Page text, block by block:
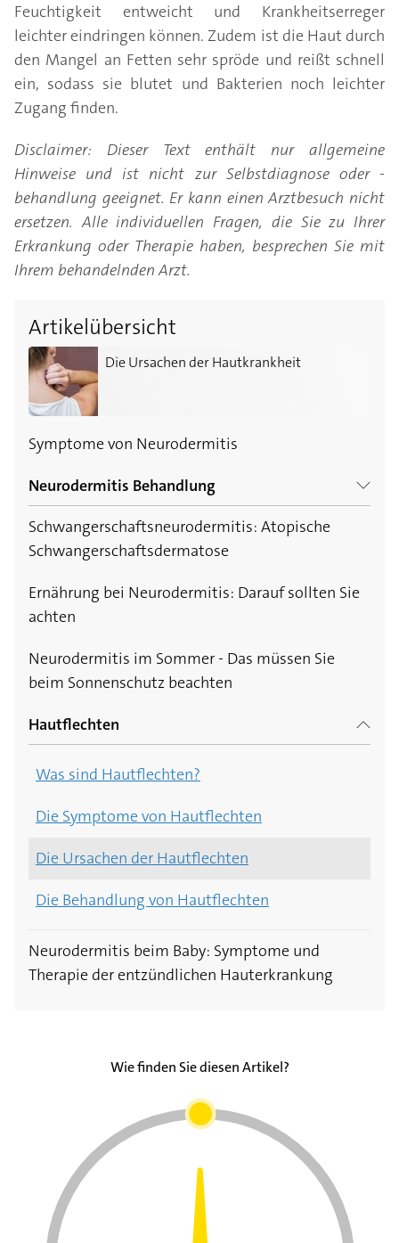
Feuchtigkeit entweicht und Krankheitserreger
leichter eindringen können. Zudem ist die Haut durch
den Mangel an Fetten sehr spröde und reißt schnell
ein, sodass sie blutet und Bakterien noch leichter
Zugang finden.
Disclaimer: Dieser Text enthält nur allgemeine
Hinweise und ist nicht zur Selbstdiagnose oder -
behandlung geeignet. Er kann einen Arztbesuch nicht
ersetzen. Alle individuellen Fragen, die Sie zu Ihrer
Erkrankung oder Therapie haben, besprechen Sie mit
Ihrem behandelnden Arzt.
Artikelübersicht
Die Ursachen der Hautkrankheit
Die Ursachen der Hautkrankheit
Symptome von Neurodermitis
Neurodermitis Behandlung
Neurodermitis-Behandlung: 3 wichtige Säulen
Schwangerschaftsneurodermitis: Atopische
Schwangerschaftsdermatose
Ernährung bei Neurodermitis: Darauf sollten Sie
achten
Neurodermitis im Sommer - Das müssen Sie
beim Sonnenschutz beachten
Hautflechten
Was sind Hautflechten?
Die Symptome von Hautflechten
Die Ursachen der Hautflechten
Die Behandlung von Hautflechten
Neurodermitis beim Baby: Symptome und
Therapie der entzündlichen Hauterkrankung
Wie finden Sie diesen Artikel?